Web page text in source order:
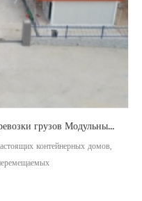
Сборные дома-контейнеры для перевозки грузов Модульные съемные жилые дома
контейнерных домов,